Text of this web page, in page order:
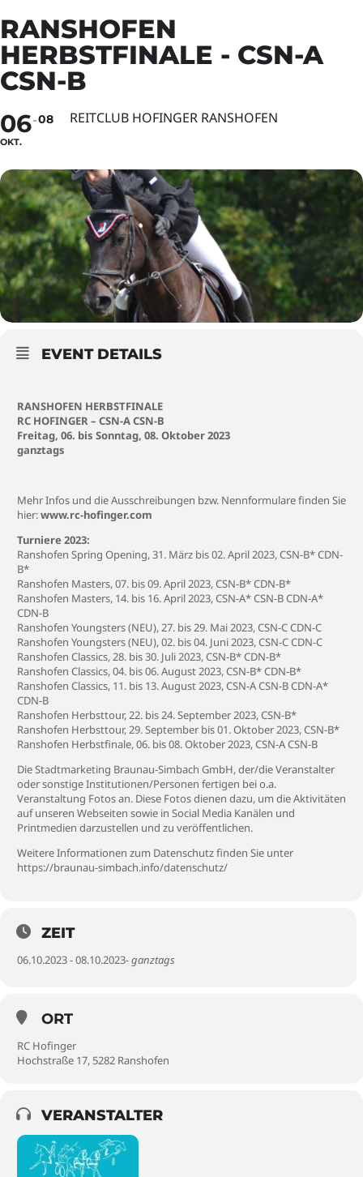
RANSHOFEN
HERBSTFINALE - CSN-A
CSN-B
06
OKT.
08 REITCLUB HOFINGER RANSHOFEN
EVENT DETAILS
RANSHOFEN HERBSTFINALE
RC HOFINGER – CSN-A CSN-B
Freitag, 06. bis Sonntag, 08. Oktober 2023
ganztags
Mehr Infos und die Ausschreibungen bzw. Nennformulare finden Sie
hier:www.rc-hofinger.com
Turniere 2023:
Ranshofen Spring Opening, 31. März bis 02. April 2023, CSN-B* CDN-
B*
Ranshofen Masters, 07. bis 09. April 2023, CSN-B* CDN-B*
Ranshofen Masters, 14. bis 16. April 2023, CSN-A* CSN-B CDN-A*
CDN-B
Ranshofen Youngsters (NEU), 27. bis 29. Mai 2023, CSN-C CDN-C
Ranshofen Youngsters (NEU), 02. bis 04. Juni 2023, CSN-C CDN-C
Ranshofen Classics, 28. bis 30. Juli 2023, CSN-B* CDN-B*
Ranshofen Classics, 04. bis 06. August 2023, CSN-B* CDN-B*
Ranshofen Classics, 11. bis 13. August 2023, CSN-A CSN-B CDN-A*
CDN-B
Ranshofen Herbsttour, 22. bis 24. September 2023, CSN-B*
Ranshofen Herbsttour, 29. September bis 01. Oktober 2023, CSN-B*
Ranshofen Herbstfinale, 06. bis 08. Oktober 2023, CSN-A CSN-B
Die Stadtmarketing Braunau-Simbach GmbH, der/die Veranstalter
oder sonstige Institutionen/Personen fertigen bei o.a.
Veranstaltung Fotos an. Diese Fotos dienen dazu, um die Aktivitäten
auf unseren Webseiten sowie in Social Media Kanälen und
Printmedien darzustellen und zu veröffentlichen.
Weitere Informationen zum Datenschutz finden Sie unter
https://braunau-simbach.info/datenschutz/
ZEIT
06.10.2023 - 08.10.2023- ganztags
ORT
RC Hofinger
Hochstraße 17, 5282 Ranshofen
VERANSTALTER